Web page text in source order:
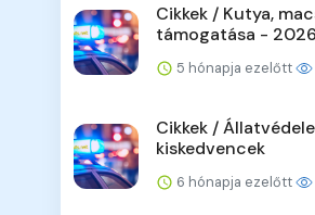
Cikkek / Kutya,
támogatása - 2026.
5 hónapja ezelőtt
Cikkek /
kiskedvencek
6 hónapja ezelőtt